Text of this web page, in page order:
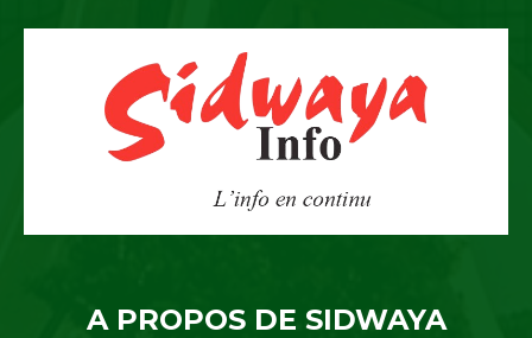
A PROPOS DE SIDWAYA